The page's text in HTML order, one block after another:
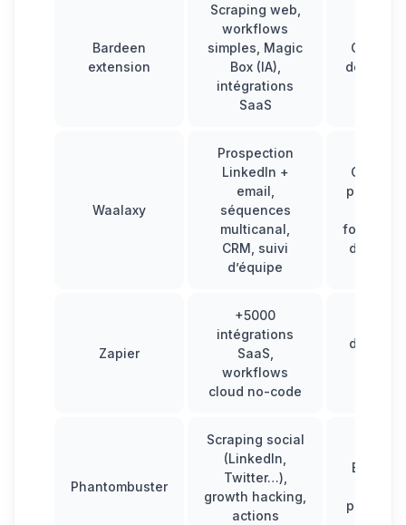
Bardeen
extension
Scraping web,
workflows
simples, Magic
Box (IA),
intégrations
SaaS
Gratuit
dès
Waalaxy
Prospection
LinkedIn +
email,
séquences
multicanal,
CRM, suivi
d’équipe
Gratuit
puis
dès
Zapier
+5000
intégrations
SaaS,
workflows
cloud no-code
d'essai
Phantombuster
Scraping social
(LinkedIn,
Twitter…),
growth hacking,
actions
Essai
puis